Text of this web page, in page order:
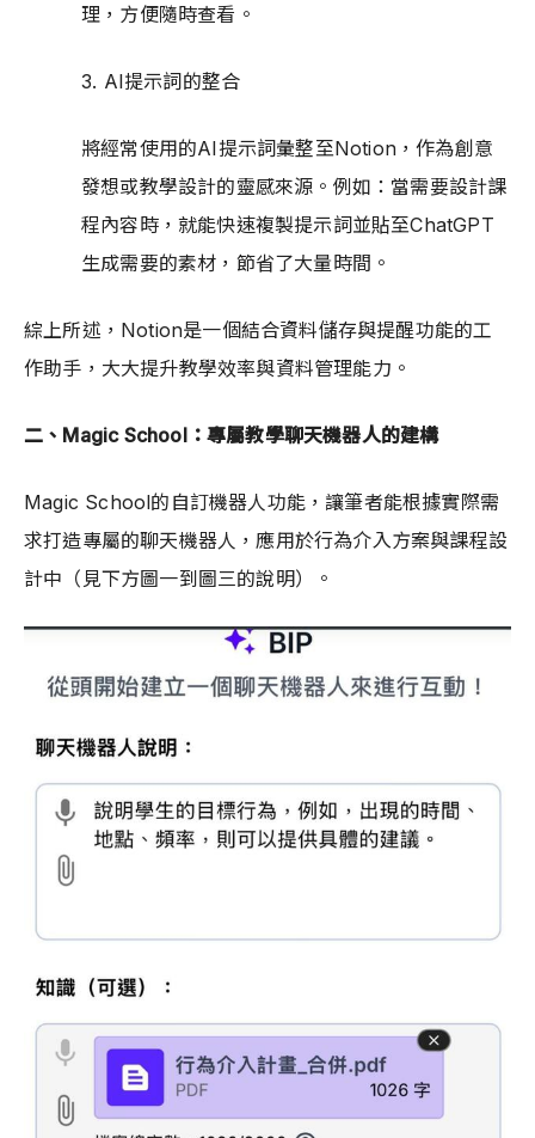
理，方便隨時查看。
3. AI提示詞的整合
將經常使用的AI提示詞彙整至Notion，作為創意
發想或教學設計的靈感來源。例如：當需要設計課
程內容時，就能快速複製提示詞並貼至ChatGPT
生成需要的素材，節省了大量時間。
綜上所述，Notion是一個結合資料儲存與提醒功能的工
作助手，大大提升教學效率與資料管理能力。
二、Magic School：專屬教學聊天機器人的建構
Magic School的自訂機器人功能，讓筆者能根據實際需
求打造專屬的聊天機器人，應用於行為介入方案與課程設
計中（見下方圖一到圖三的說明）。